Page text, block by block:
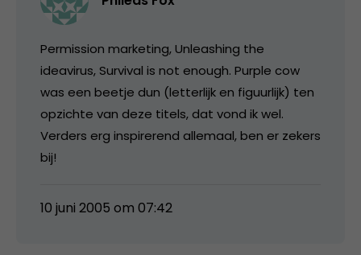
Permission marketing, Unleashing the
ideavirus, Survival is not enough. Purple cow
was een beetje dun (letterlijk en figuurlijk) ten
opzichte van deze titels, dat vond ik wel.
Verders erg inspirerend allemaal, ben er zekers
bij!
10 juni 2005 om 07:42